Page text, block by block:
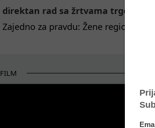
direktan rad sa žrtvama trgovine
Zajedno za pravdu: Žene regiona
FILM